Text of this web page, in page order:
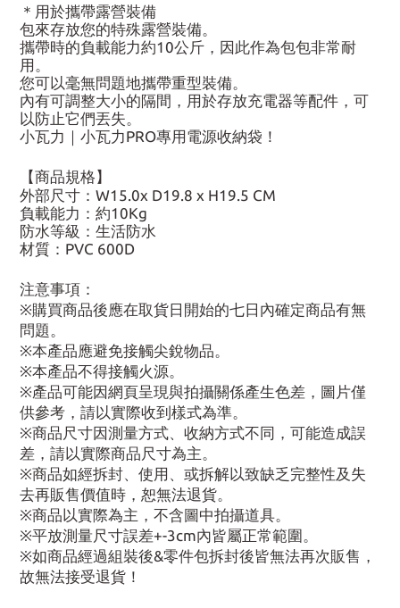
＊用於攜帶露營裝備
包來存放您的特殊露營裝備。
攜帶時的負載能力約10公斤，因此作為包包非常耐
用。
您可以毫無問題地攜帶重型裝備。
內有可調整大小的隔間，用於存放充電器等配件，可
以防止它們丟失。
小瓦力｜小瓦力PRO專用電源收納袋！
【商品規格】
外部尺寸：W15.0x D19.8 x H19.5 CM
負載能力：約10Kg
防水等級：生活防水
材質：PVC 600D
注意事項：
※購買商品後應在取貨日開始的七日內確定商品有無
問題。
※本產品應避免接觸尖銳物品。
※本產品不得接觸火源。
※產品可能因網頁呈現與拍攝關係產生色差，圖片僅
供參考，請以實際收到樣式為準。
※商品尺寸因測量方式、收納方式不同，可能造成誤
差，請以實際商品尺寸為主。
※商品如經拆封、使用、或拆解以致缺乏完整性及失
去再販售價值時，恕無法退貨。
※商品以實際為主，不含圖中拍攝道具。
※平放測量尺寸誤差+-3cm內皆屬正常範圍。
※如商品經過組裝後&零件包拆封後皆無法再次販售，
故無法接受退貨！